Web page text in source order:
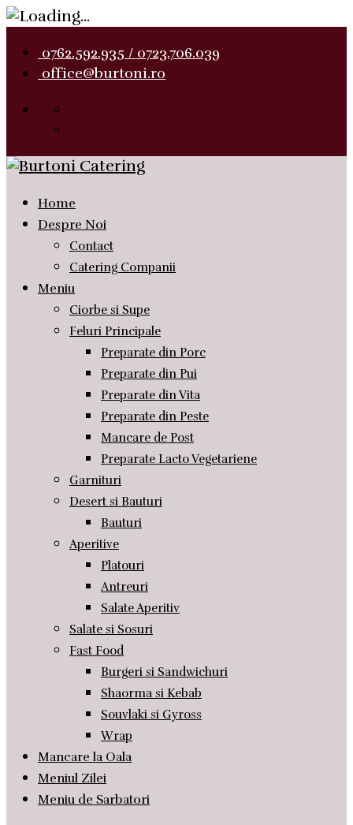
0762.592.935 / 0723.706.039
office@burtoni.ro
Home
Despre Noi
Contact
Catering Companii
Meniu
Ciorbe si Supe
Feluri Principale
Preparate din Porc
Preparate din Pui
Preparate din Vita
Preparate din Peste
Mancare de Post
Preparate Lacto Vegetariene
Garnituri
Desert si Bauturi
Bauturi
Aperitive
Platouri
Antreuri
Salate Aperitiv
Salate si Sosuri
Fast Food
Burgeri si Sandwichuri
Shaorma si Kebab
Souvlaki si Gyross
Wrap
Mancare la Oala
Meniul Zilei
Meniu de Sarbatori